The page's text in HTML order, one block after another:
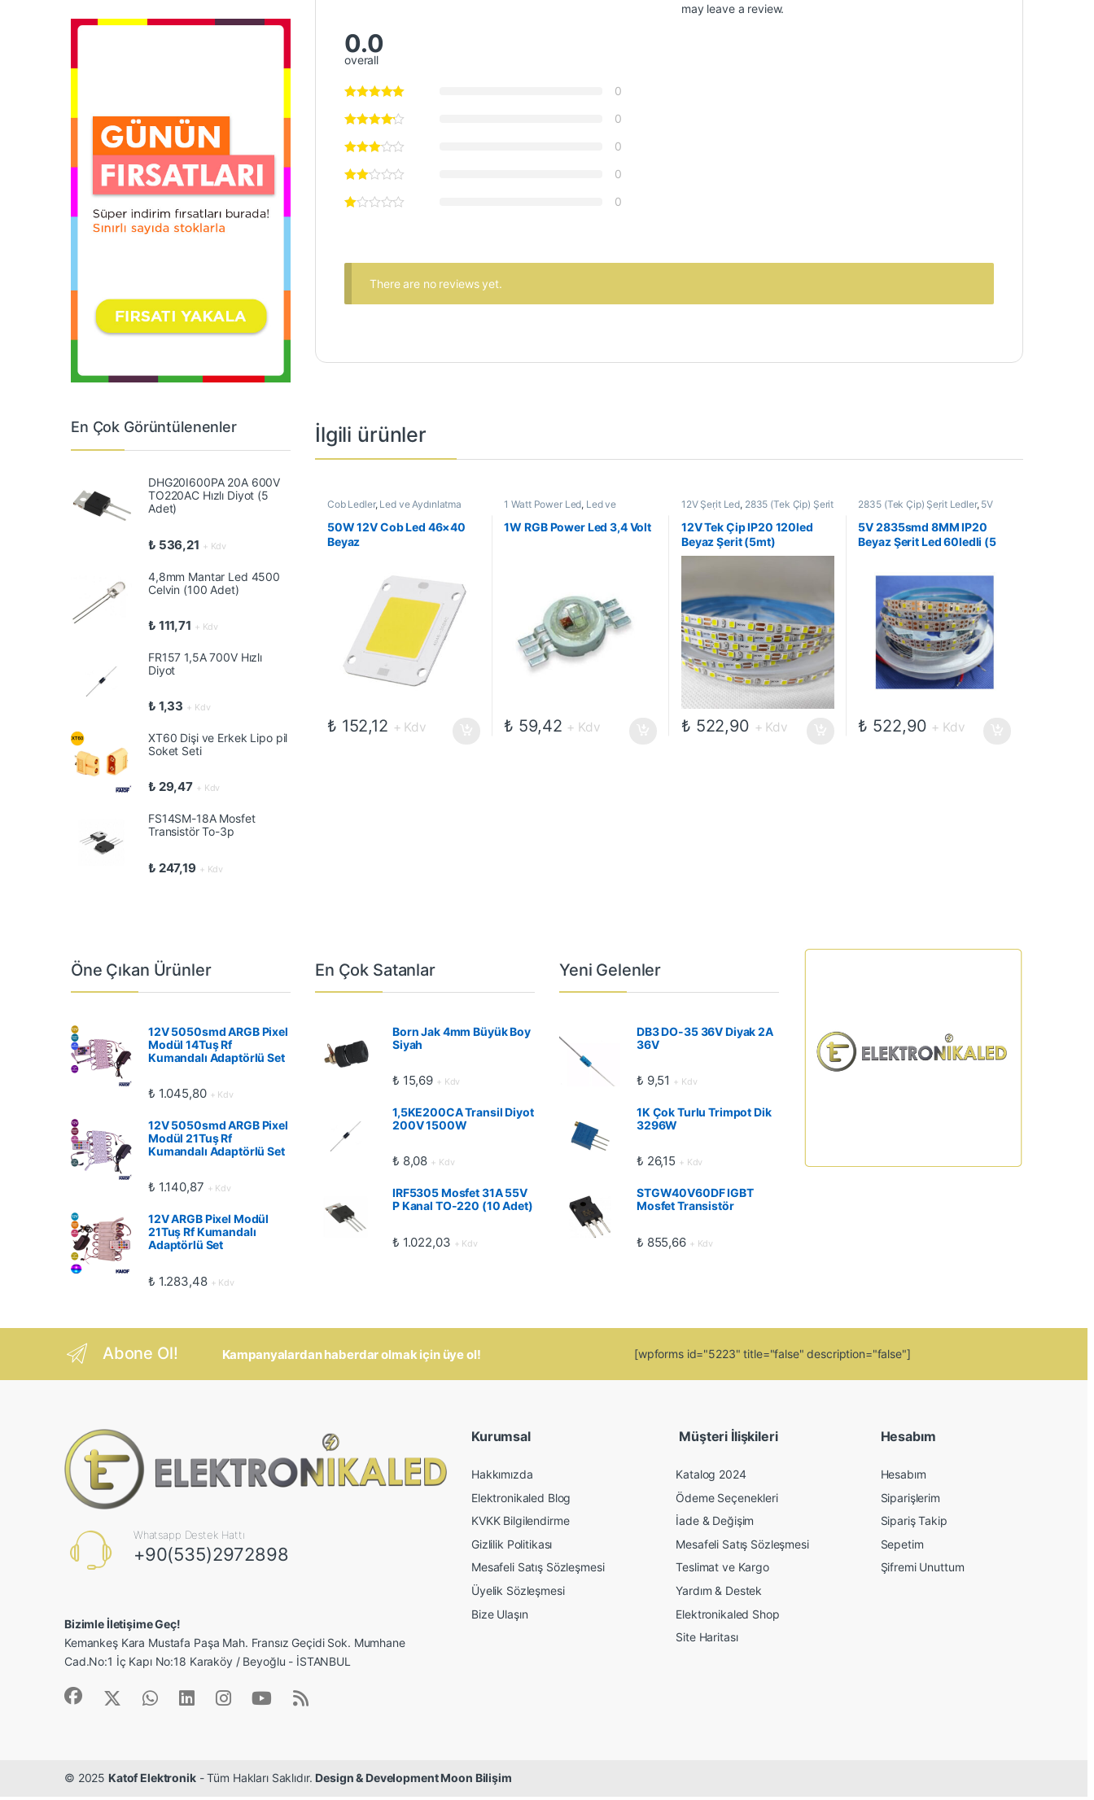
0.0
overall
0
0
0
0
0
may leave a review.
There are no reviews yet.
İlgili ürünler
Cob Ledler, Led ve Aydınlatma
50W 12V Cob Led 46×40
Beyaz
₺ 152,12 + Kdv
1 Watt Power Led, Led ve
Ledler,SMD Ledler
1W RGB Power Led 3,4 Volt
₺ 59,42 + Kdv
12V Şerit Led, 2835 (Tek Çip) Şerit
Ledler
İç Mekan Şerit Ledler
Led
ve Aydınlatma Çözümleri,Şerit
Led
12V Tek Çip IP20 120led
Beyaz Şerit (5mt)
₺ 522,90 + Kdv
2835 (Tek Çip) Şerit Ledler, 5V
5VOLT
Ledler,Led ve Aydınlatma
Çözümleri,Şerit Led
5V 2835smd 8MM IP20
Beyaz Şerit Led 60ledli (5
₺ 522,90 + Kdv
En Çok Görüntülenenler
DHG20I600PA 20A 600V
TO220AC Hızlı Diyot (5
Adet)
₺ 536,21 + Kdv
4,8mm Mantar Led 4500
Celvin (100 Adet)
₺ 111,71 + Kdv
FR157 1,5A 700V Hızlı
Diyot
₺ 1,33 + Kdv
XT60 Dişi ve Erkek Lipo pil
Soket Seti
₺ 29,47 + Kdv
FS14SM-18A Mosfet
Transistör To-3p
₺ 247,19 + Kdv
Öne Çıkan Ürünler
12V 5050smd ARGB Pixel
Modül 14Tuş Rf
Kumandalı Adaptörlü Set
₺ 1.045,80 + Kdv
12V 5050smd ARGB Pixel
Modül 21Tuş Rf
Kumandalı Adaptörlü Set
₺ 1.140,87 + Kdv
12V ARGB Pixel Modül
21Tuş Rf Kumandalı
Adaptörlü Set
₺ 1.283,48 + Kdv
En Çok Satanlar
Born Jak 4mm Büyük Boy
Siyah
₺ 15,69 + Kdv
1,5KE200CA Transil Diyot
200V 1500W
₺ 8,08 + Kdv
IRF5305 Mosfet 31A 55V
P Kanal TO-220 (10 Adet)
₺ 1.022,03 + Kdv
Yeni Gelenler
DB3 DO-35 36V Diyak 2A
36V
₺ 9,51 + Kdv
1K Çok Turlu Trimpot Dik
3296W
₺ 26,15 + Kdv
STGW40V60DF IGBT
Mosfet Transistör
₺ 855,66 + Kdv
Abone Ol! Kampanyalardan haberdar olmak için üye ol! [wpforms id="5223" title="false" description="false"]
Whatsapp Destek Hattı
+90(535)2972898
Bizimle İletişime Geç!
Kemankeş Kara Mustafa Paşa Mah. Fransız Geçidi Sok. Mumhane
Cad.No:1 İç Kapı No:18 Karaköy / Beyoğlu - İSTANBUL
Kurumsal
Hakkımızda
Elektronikaled Blog
KVKK Bilgilendirme
Gizlilik Politikası
Mesafeli Satış Sözleşmesi
Üyelik Sözleşmesi
Bize Ulaşın
Müşteri İlişkileri
Katalog 2024
Ödeme Seçenekleri
İade & Değişim
Mesafeli Satış Sözleşmesi
Teslimat ve Kargo
Yardım & Destek
Elektronikaled Shop
Site Haritası
Hesabım
Hesabım
Siparişlerim
Sipariş Takip
Sepetim
Şifremi Unuttum
© 2025 Katof Elektronik- Tüm Hakları Saklıdır. Design & Development Moon Bilişim